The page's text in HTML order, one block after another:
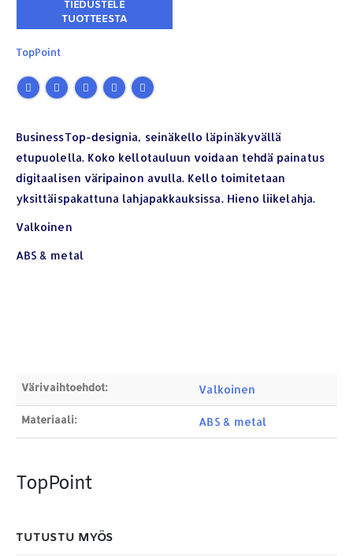
TopPoint
BusinessTop-designia, seinäkello läpinäkyvällä
etupuolella. Koko kellotauluun voidaan tehdä painatus
digitaalisen väripainon avulla. Kello toimitetaan
yksittäispakattuna lahjapakkauksissa. Hieno liikelahja.
Valkoinen
ABS & metal
Värivaihtoehdot: Valkoinen
Materiaali: ABS & metal
TopPoint
TUTUSTU MYÖS
YHTEYSTIEDOT
Osoite: Hikivuorenkatu 14 C 20, 33710 Tampere
Puhelin: 040-7549431
MAKSUTAPAMME: